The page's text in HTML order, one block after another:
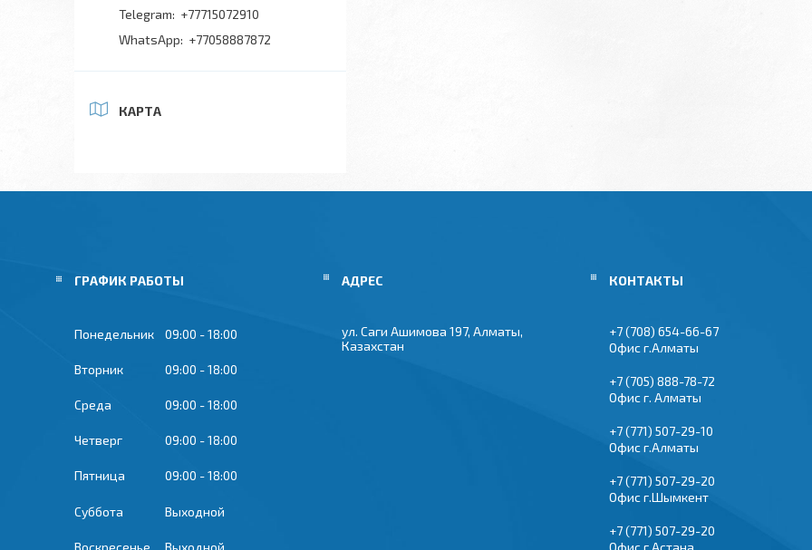
+77715072910
+77058887872
КАРТА
ГРАФИК РАБОТЫ
Понедельник 09:00 18:00
Вторник 09:00 18:00
Среда 09:00 18:00
Четверг 09:00 18:00
Пятница 09:00 18:00
Суббота Выходной
Воскресенье Выходной
ул. Саги Ашимова 197, Алматы,
Казахстан
+7 (708) 654-66-67
Офис г.Алматы
+7 (705) 888-78-72
Офис г. Алматы
+7 (771) 507-29-10
Офис г.Алматы
+7 (771) 507-29-20
Офис г.Шымкент
+7 (771) 507-29-20
Офис г.Астана